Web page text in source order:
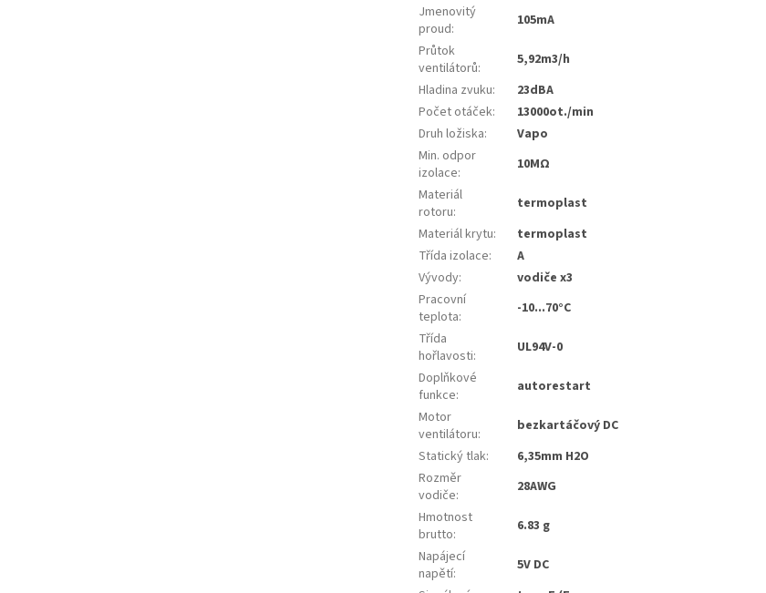
Jmenovitý
proud:
105mA
Průtok
ventilátorů:
5,92m3/h
Hladina zvuku:
23dBA
Počet otáček:
13000ot./min
Druh ložiska:
Vapo
Min. odpor
izolace:
10MΩ
Materiál
rotoru:
termoplast
Materiál krytu:
termoplast
Třída izolace:
A
Vývody:
vodiče x3
Pracovní
teplota:
-10...70°C
Třída
hořlavosti:
UL94V-0
Doplňkové
funkce:
autorestart
Motor
ventilátoru:
bezkartáčový DC
Statický tlak:
6,35mm H2O
Rozměr
vodiče:
28AWG
Hmotnost
brutto:
6.83 g
Napájecí
napětí:
5V DC